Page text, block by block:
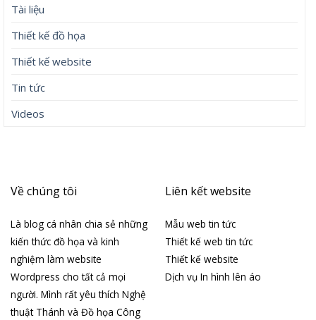
Tài liệu
Thiết kế đồ họa
Thiết kế website
Tin tức
Videos
Về chúng tôi
Là blog cá nhân chia sẻ những
kiến thức đồ họa và kinh
nghiệm làm website
Wordpress cho tất cả mọi
người. Mình rất yêu thích Nghệ
thuật Thánh và Đồ họa Công
Liên kết website
Mẫu web tin tức
Thiết kế web tin tức
Thiết kế website
Dịch vụ In hình lên áo